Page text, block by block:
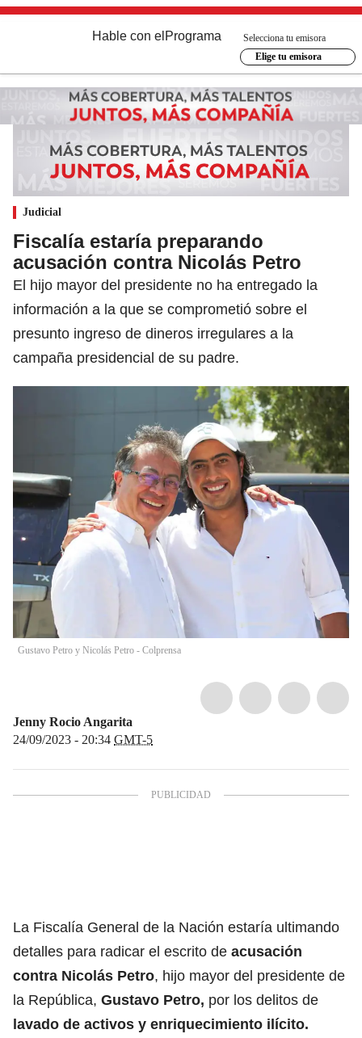
Hable con el Programa
Selecciona tu emisora
Elige tu emisora
Judicial
Fiscalía estaría preparando
acusación contra Nicolás Petro
El hijo mayor del presidente no ha entregado la
información a la que se comprometió sobre el
presunto ingreso de dineros irregulares a la
campaña presidencial de su padre.
Gustavo Petro y Nicolás Petro - Colprensa
Jenny Rocio Angarita
24/09/2023 - 20:34 GMT-5
La Fiscalía General de la Nación estaría ultimando
detalles para radicar el escrito de acusación
contra Nicolás Petro, hijo mayor del presidente de
la República, Gustavo Petro, por los delitos de
lavado de activos y enriquecimiento ilícito.